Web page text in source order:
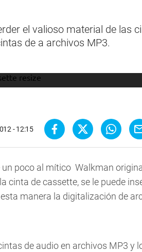
el valioso material de las
de a archivos MP3.
- 12:15
un poco al mítico Walkman
cinta de cassette, se le puede
manera la digitalización de
de audio en archivos MP3 y